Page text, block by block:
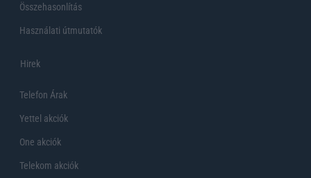
Összehasonlítás
Használati útmutatók
Hirek
Telefon Árak
Yettel akciók
One akciók
Telekom akciók